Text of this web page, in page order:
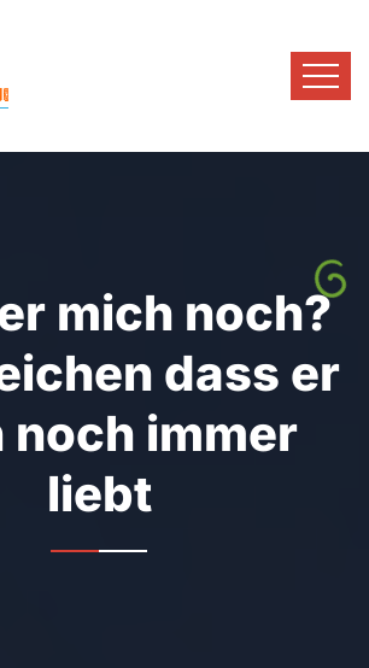
mich noch?
dass er
noch immer
liebt